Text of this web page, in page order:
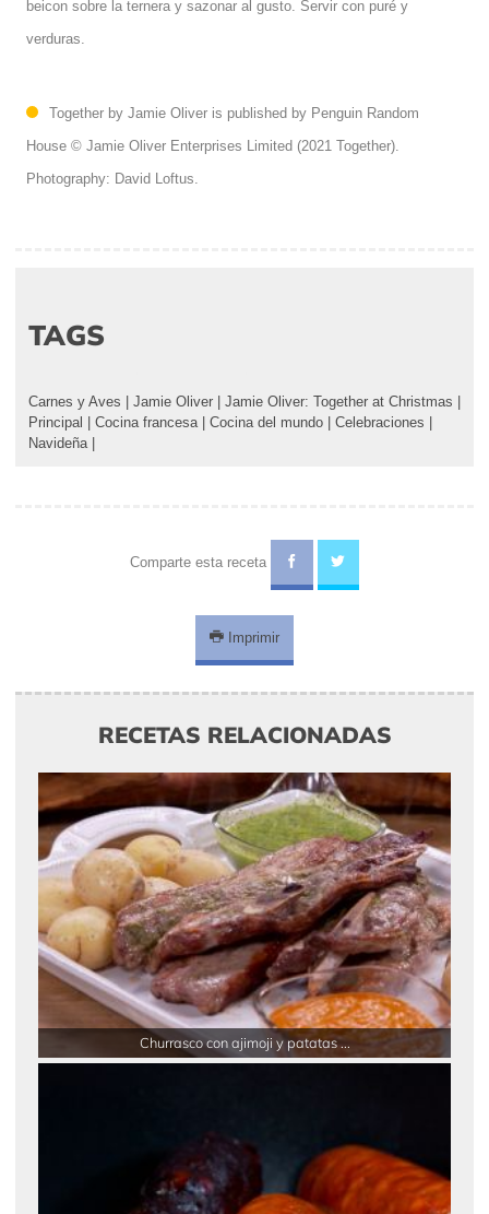
beicon sobre la ternera y sazonar al gusto. Servir con puré y
verduras.
Together by Jamie Oliver is published by Penguin Random
House © Jamie Oliver Enterprises Limited (2021 Together).
Photography: David Loftus.
TAGS
Carnes y Aves Jamie Oliver Jamie Oliver: Together at Christmas
Principal
Cocina francesa| Cocina del mundo Celebraciones
Navideña|
Comparte esta receta
Imprimir
RECETAS RELACIONADAS
Churrasco con ajimoji y patatas ...